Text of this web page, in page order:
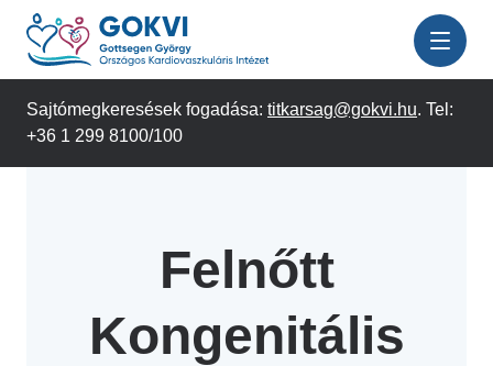
Ugrás
tartalomra
Sajtómegkeresések fogadása: titkarsag@gokvi.hu. Tel:
+36 1 299 8100/100
Felnőtt
Kongenitális